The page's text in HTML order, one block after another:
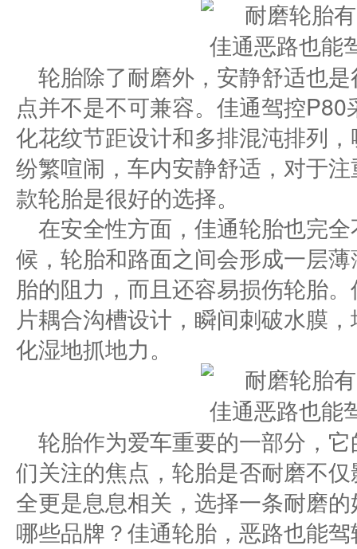
轮胎除了耐磨外，安静舒适也
点并不是不可兼容。佳通驾控
化花纹节距设计和多排混沌排列
纷繁喧闹，车内安静舒适，对于
款轮胎是很好的选择。
在安全性方面，佳通轮胎也完
候，轮胎和路面之间会形成一层
胎的阻力，而且还容易损伤轮胎
片耦合沟槽设计，瞬间刺破水膜
化湿地抓地力。
轮胎作为爱车重要的一部分，
们关注的焦点，轮胎是否耐磨不
全更是息息相关，选择一条耐磨
哪些品牌？佳通轮胎，恶路也能